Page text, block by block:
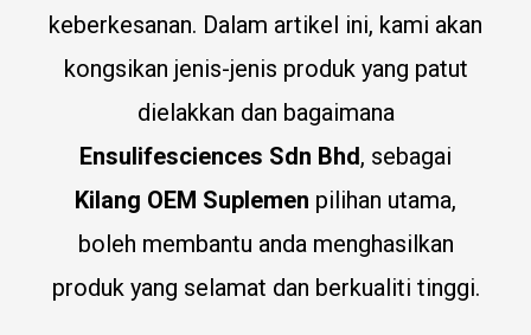
keberkesanan. Dalam artikel ini, kami akan
kongsikan jenis-jenis produk yang patut
dielakkan dan bagaimana
Ensulifesciences Sdn Bhd, sebagai
Kilang OEM Suplemen pilihan utama,
boleh membantu anda menghasilkan
produk yang selamat dan berkualiti tinggi.